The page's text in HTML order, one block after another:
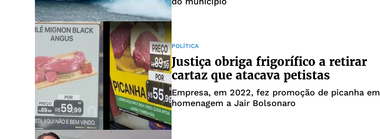
POLÍTICA
Justiça obriga frigorífico a retirar
cartaz que atacava petistas
Empresa, em 2022, fez promoção de picanha em
homenagem a Jair Bolsonaro